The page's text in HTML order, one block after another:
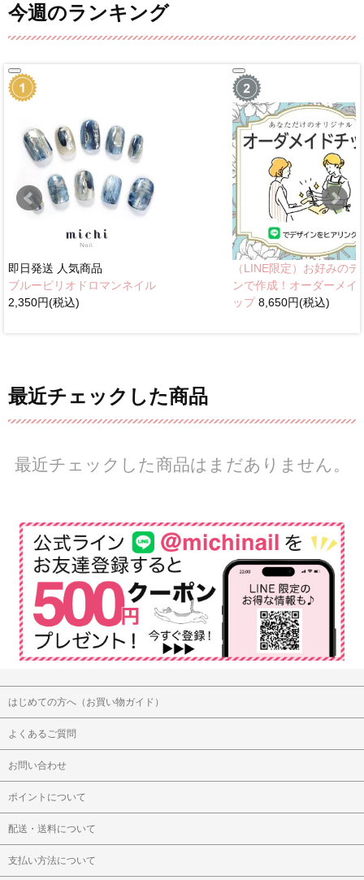
今週のランキング
即日発送 人気商品
ブルーピリオドロマンネイル
2,350円(税込)
（LINE限定）お好みのデ
ンで作成！オーダーメイ
ップ8,650円(税込)
最近チェックした商品
最近チェックした商品はまだありません。
はじめての方へ（お買い物ガイド）
よくあるご質問
お問い合わせ
ポイントについて
配送・送料について
支払い方法について